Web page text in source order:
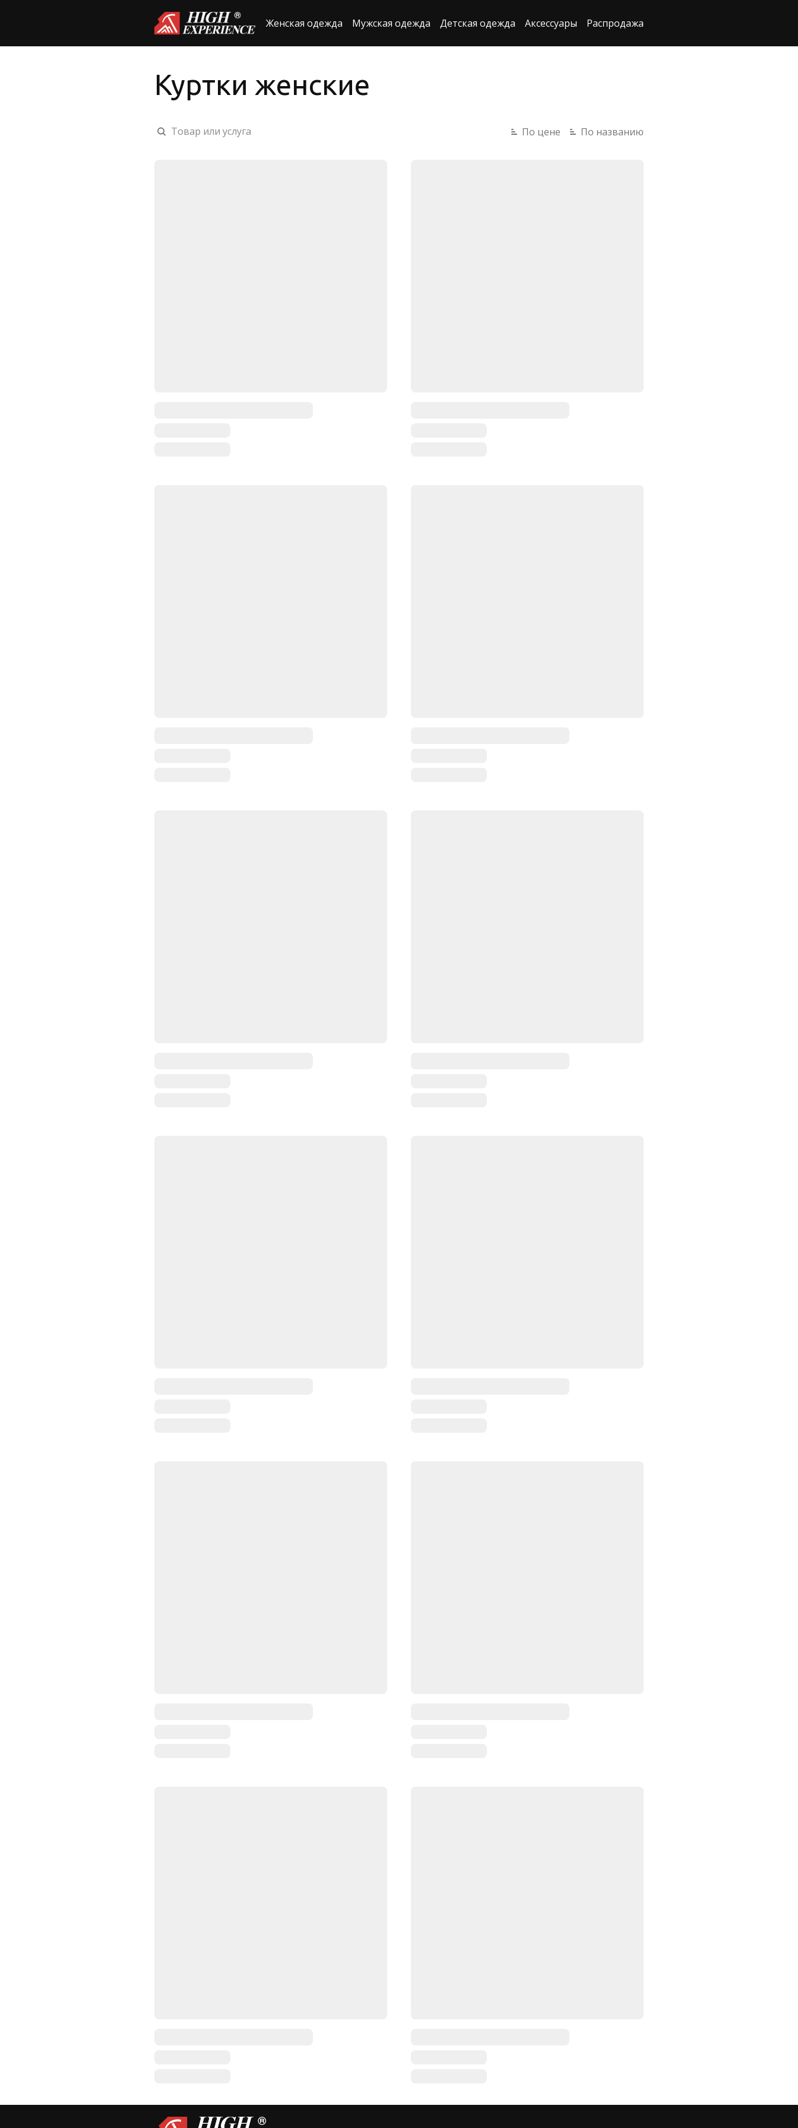
Женская одежда Мужская одежда Детская одежда Аксессуары Распродажа
Куртки женские
По цене По названию